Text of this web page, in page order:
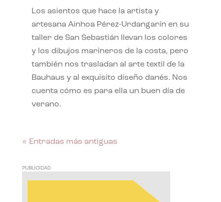
Los asientos que hace la artista y
artesana Ainhoa Pérez-Urdangarín en su
taller de San Sebastián llevan los colores
y los dibujos marineros de la costa, pero
también nos trasladan al arte textil de la
Bauhaus y al exquisito diseño danés. Nos
cuenta cómo es para ella un buen día de
verano.
« Entradas más antiguas
PUBLICIDAD